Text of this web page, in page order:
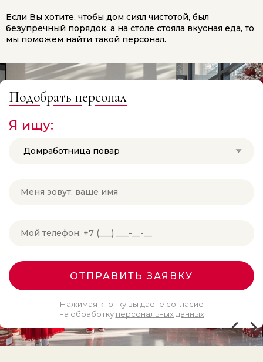
Если Вы хотите, чтобы дом сиял чистотой, был
безупречный порядок, а на столе стояла вкусная еда, то
мы поможем найти такой персонал.
Подобрать персонал
Я ищу:
Домработница повар
ОТПРАВИТЬ ЗАЯВКУ
Нажимая кнопку вы даете согласие
на обработку персональных данных